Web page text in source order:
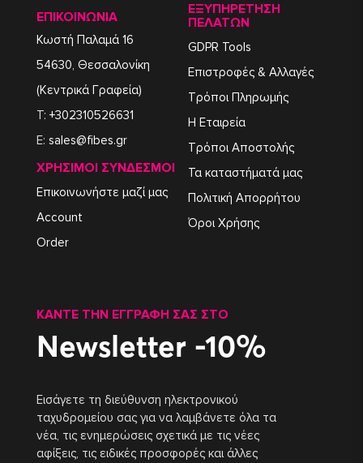
ΕΠΙΚΟΙΝΩΝΙΑ
Κωστή Παλαμά 16
54630, Θεσσαλονίκη
(Κεντρικά Γραφεία)
T: +302310526631
E: sales@fibes.gr
ΧΡΉΣΙΜΟΙ ΣΎΝΔΕΣΜΟΙ
Επικοινωνήστε μαζί μας
Account
Order
ΕΞΥΠΗΡΈΤΗΣΗ
ΠΕΛΑΤΏΝ
GDPR Tools
Επιστροφές & Αλλαγές
Τρόποι Πληρωμής
Η Εταιρεία
Τρόποι Αποστολής
Τα καταστήματά μας
Πολιτική Απορρήτου
Όροι Χρήσης
ΚΆΝΤΕ ΤΗΝ ΕΓΓΡΑΦΉ ΣΑΣ ΣΤΟ
Newsletter -10%
Εισάγετε τη διεύθυνση ηλεκτρονικού
ταχυδρομείου σας για να λαμβάνετε όλα τα
νέα, τις ενημερώσεις σχετικά με τις νέες
αφίξεις, τις ειδικές προσφορές και άλλες